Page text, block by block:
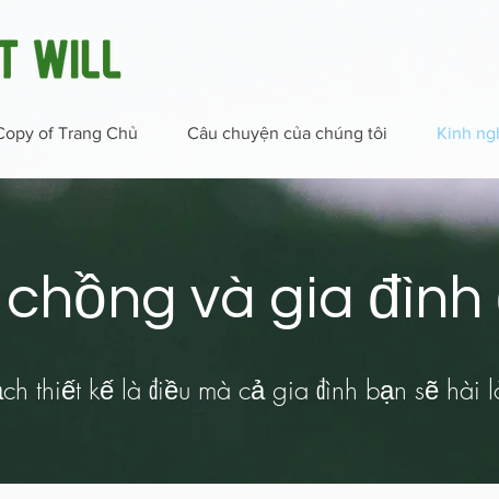
of Trang Chủ Câu chuyện của chúng tôi Kinh
và gia
thiết kế là điều mà cả gia đình bạn sẽ hài